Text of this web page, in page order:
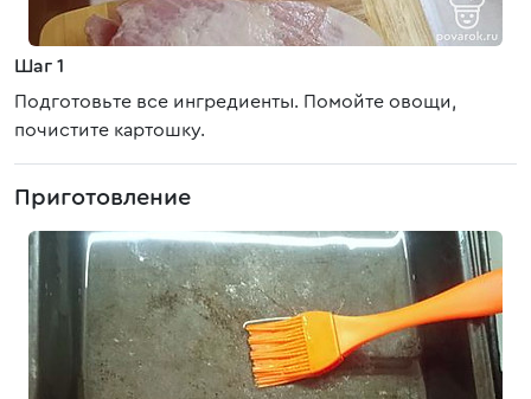
Шаг 1
Подготовьте все ингредиенты. Помойте овощи,
почистите картошку.
Приготовление